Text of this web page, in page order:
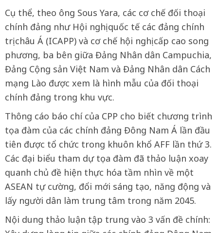
Cụ thể, theo ông Sous Yara, các cơ chế đối thoại
chính đảng như Hội nghị quốc tế các đảng chính
trị châu Á (ICAPP) và cơ chế hội nghị cấp cao song
phương, ba bên giữa Đảng Nhân dân Campuchia,
Đảng Cộng sản Việt Nam và Đảng Nhân dân Cách
mạng Lào được xem là hình mẫu của đối thoại
chính đảng trong khu vực.
Thông cáo báo chí của CPP cho biết chương trình
tọa đàm của các chính đảng Đông Nam Á lần đầu
tiên được tổ chức trong khuôn khổ AFF lần thứ 3.
Các đại biểu tham dự tọa đàm đã thảo luận xoay
quanh chủ đề hiện thực hóa tầm nhìn về một
ASEAN tự cường, đổi mới sáng tạo, năng động và
lấy người dân làm trung tâm trong năm 2045.
Nội dung thảo luận tập trung vào 3 vấn đề chính: